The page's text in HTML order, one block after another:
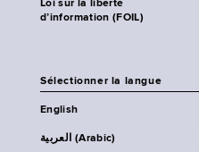
Loi sur la liberté
d’information (FOIL)
Sélectionner la langue
English
العربية (Arabic)